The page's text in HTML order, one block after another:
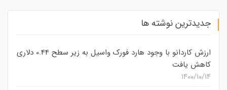
جدیدترین نوشته ها
ارزش کاردانو با وجود هارد فورک واسیل به زیر سطح 0.44 دلاری
کاهش یافت
۱۴۰۰/۱۰/۱۴